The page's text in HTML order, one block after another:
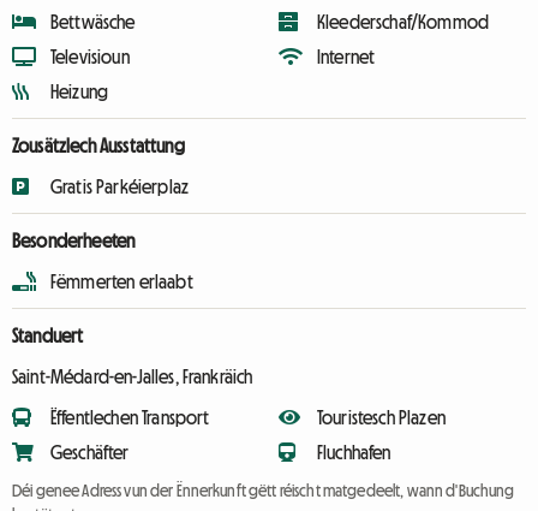
Bettwäsche
Televisioun
Heizung
Kleederschaf/Kommod
Internet
Zousätzlech Ausstattung
Gratis Parkéierplaz
Besonderheeten
Fëmmerten erlaabt
Standuert
Saint-Médard-en-Jalles, Frankräich
Ëffentlechen Transport
Geschäfter
Touristesch Plazen
Fluchhafen
Déi genee Adress vun der Ënnerkunft gëtt réischt matgedeelt, wann d'Buchung